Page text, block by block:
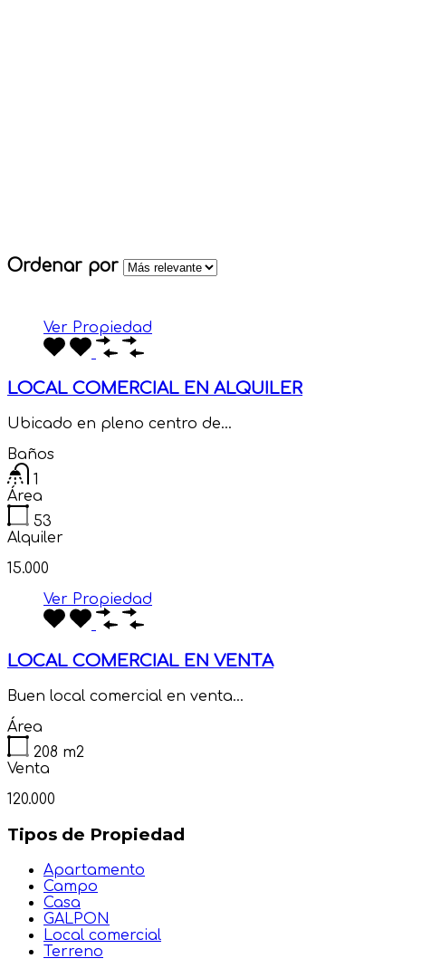
Ver Propiedad
LOCAL COMERCIAL EN ALQUILER
Ubicado en pleno centro de…
Baños
1
Área
53
Alquiler
15.000
Ver Propiedad
LOCAL COMERCIAL EN VENTA
Buen local comercial en venta…
Área
208 m2
Venta
120.000
Tipos de Propiedad
Apartamento
Campo
Casa
GALPON
Local comercial
Terreno